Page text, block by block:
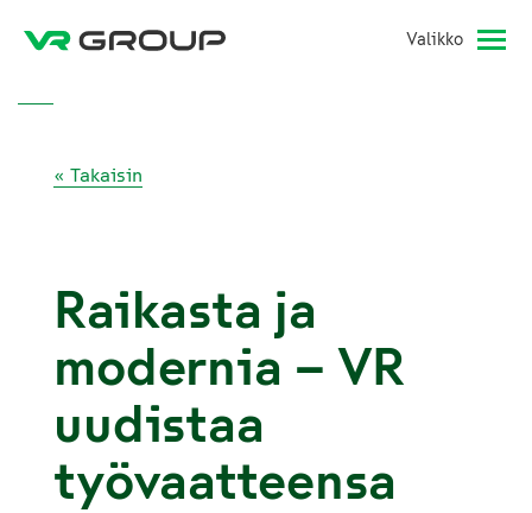
Valikko
« Takaisin
Raikasta ja
modernia – VR
uudistaa
työvaatteensa